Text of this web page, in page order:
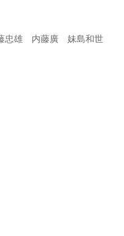
忠雄 内藤廣 妹島和世